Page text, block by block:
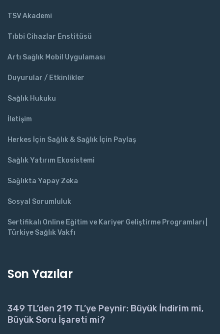
TSV Akademi
Tıbbi Cihazlar Enstitüsü
Artı Sağlık Mobil Uygulaması
Duyurular / Etkinlikler
Sağlık Hukuku
İletişim
Herkes İçin Sağlık & Sağlık İçin Paylaş
Sağlık Yatırım Ekosistemi
Sağlıkta Yapay Zeka
Sosyal Sorumluluk
Sertifikalı Online Eğitim ve Kariyer Geliştirme Programları |
Türkiye Sağlık Vakfı
Son Yazılar
349 TL’den 219 TL’ye Peynir: Büyük İndirim mi,
Büyük Soru İşareti mi?